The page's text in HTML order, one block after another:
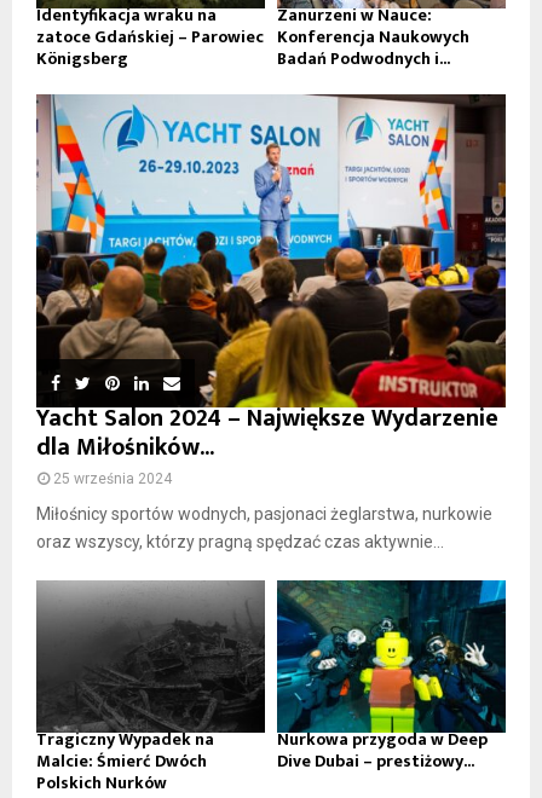
Identyfikacja wraku na
zatoce Gdańskiej – Parowiec
Königsberg
Zanurzeni w Nauce:
Konferencja Naukowych
Badań Podwodnych i...
Yacht Salon 2024 – Największe Wydarzenie
dla Miłośników...
25 września 2024
Miłośnicy sportów wodnych, pasjonaci żeglarstwa, nurkowie
oraz wszyscy, którzy pragną spędzać czas aktywnie...
Tragiczny Wypadek na
Malcie: Śmierć Dwóch
Polskich Nurków
Nurkowa przygoda w Deep
Dive Dubai – prestiżowy...